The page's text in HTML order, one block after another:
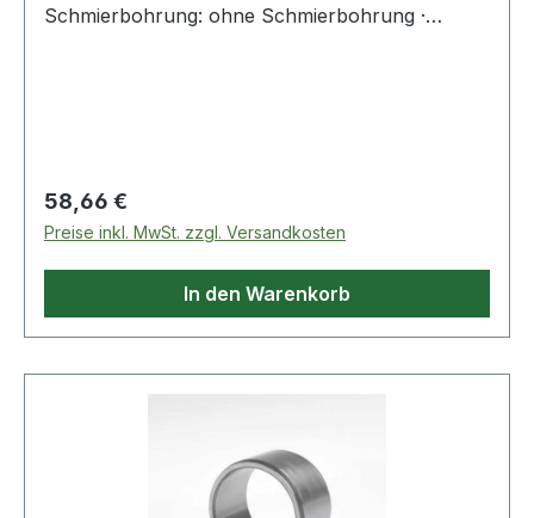
Schmierbohrung: ohne Schmierbohrung ·
Regulärer Preis:
58,66 €
Preise inkl. MwSt. zzgl. Versandkosten
In den Warenkorb